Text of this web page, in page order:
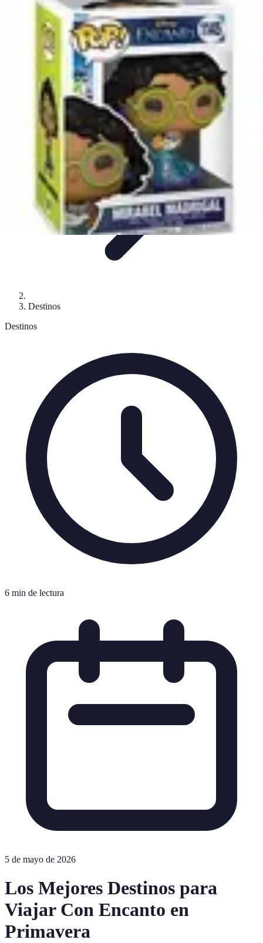
Viaja con Encanto
Planificación de ViajesConsejos de ViajeSostenibilidad en los
Viajes SosteniblesExperiencias de Viaje
Viaja con Encanto
Destinos
Destinos
6 min de lectura
5 de mayo de 2026
Los Mejores Destinos para
Viajar Con Encanto en
Primavera